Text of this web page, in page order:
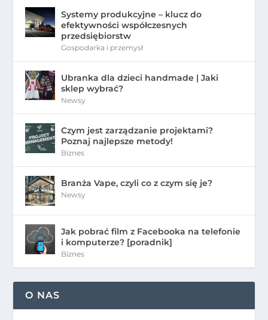
Systemy produkcyjne – klucz do
efektywności współczesnych
przedsiębiorstw
Gospodarka i przemysł
Ubranka dla dzieci handmade | Jaki
sklep wybrać?
Newsy
Czym jest zarządzanie projektami?
Poznaj najlepsze metody!
Biznes
Branża Vape, czyli co z czym się je?
Newsy
Jak pobrać film z Facebooka na telefonie
i komputerze? [poradnik]
Biznes
O NAS